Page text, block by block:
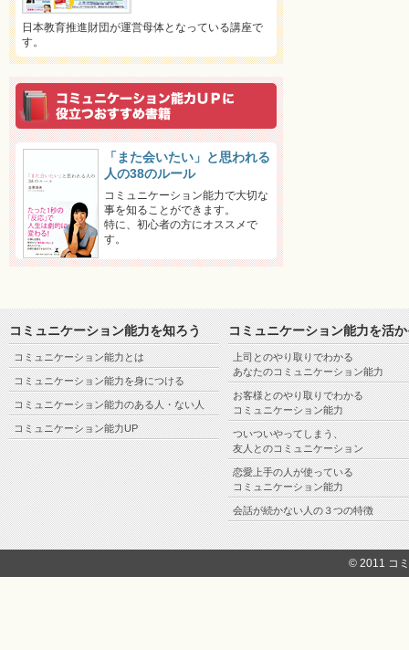
日本教育推進財団が運営母体となっている講座で
す。
「また会いたい」と思われる
人の38のルール
コミュニケーション能力で大切な
事を知ることができます。
特に、初心者の方にオススメで
す。
コミュニケーション能力を知ろう
コミュニケーション能力とは
コミュニケーション能力を身につける
コミュニケーション能力のある人・ない人
コミュニケーション能力UP
コミュニケーション能力を活
上司とのやり取りでわかる
あなたのコミュニケーション能力
お客様とのやり取りでわかる
コミュニケーション能力
ついついやってしまう、
友人とのコミュニケーション
恋愛上手の人が使っている
コミュニケーション能力
会話が続かない人の３つの特徴
© 2011 コ